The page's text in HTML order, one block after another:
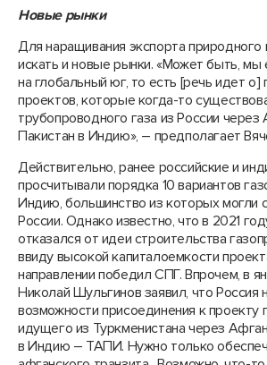
Новые рынки
Для наращивания экспорта природного
искать и новые рынки. «Может быть,
на глобальный юг, то есть [речь идет
проектов, которые когда-то
трубопроводного газа из России через
Пакистан в Индию», – предполагает
Действительно, ранее российские и
просчитывали порядка 10 вариантов
Индию, большинство из которых могли
России. Однако известно, что в 2021
отказался от идеи строительства
ввиду высокой капиталоемкости
направлении победил СПГ. Впрочем, в
Николай Шульгинов заявил, что Россия
возможности присоединения к проекту
идущего из Туркменистана через
в Индию – ТАПИ. Нужно только